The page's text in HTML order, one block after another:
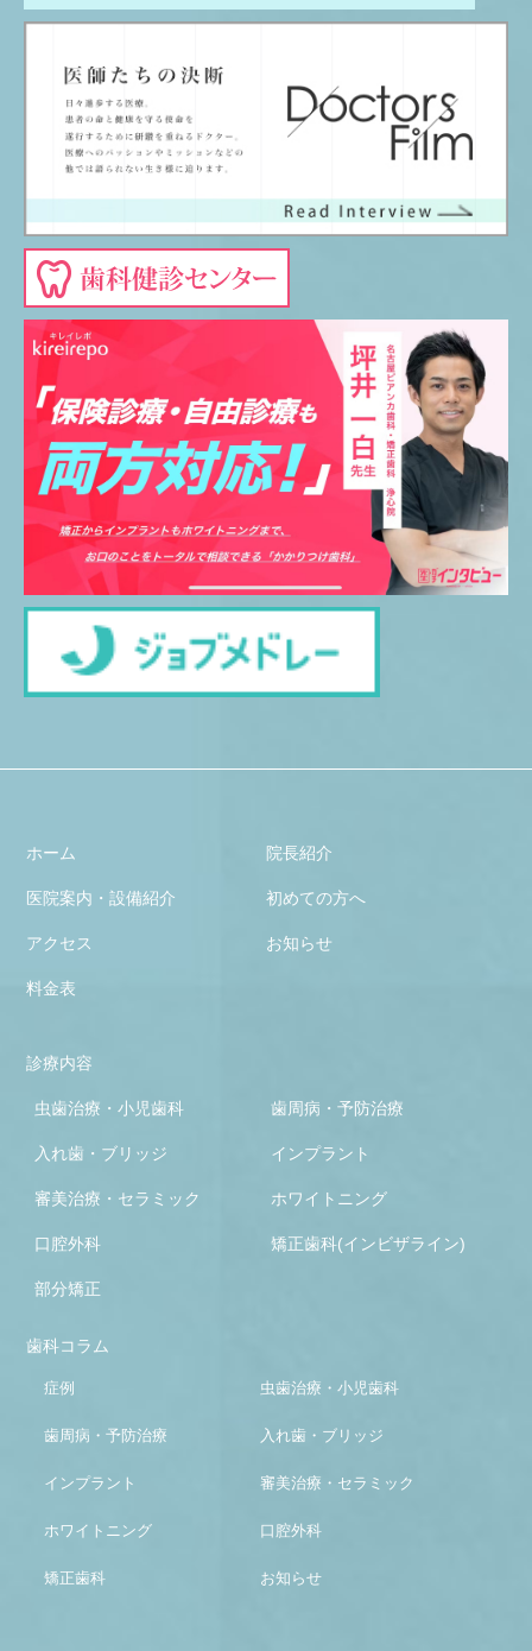
ホーム 院長紹介
医院案内・設備紹介 初めての方へ
アクセス お知らせ
料金表
診療内容
虫歯治療・小児歯科 歯周病・予防治療
入れ歯・ブリッジ インプラント
審美治療・セラミック ホワイトニング
口腔外科 矯正歯科(インビザライン)
部分矯正
歯科コラム
症例 虫歯治療・小児歯科
歯周病・予防治療 入れ歯・ブリッジ
インプラント 審美治療・セラミック
ホワイトニング 口腔外科
矯正歯科 お知らせ